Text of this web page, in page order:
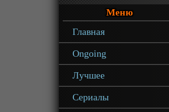
Меню
Главная
Ongoing
Лучшее
Сериалы